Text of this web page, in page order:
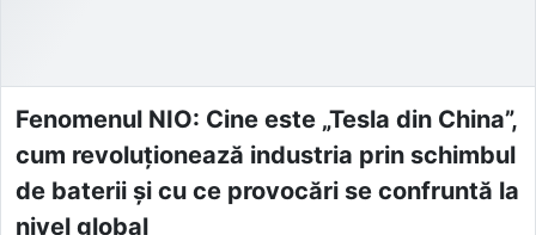
Fenomenul NIO: Cine este „Tesla din China”,
cum revoluționează industria prin schimbul
de baterii și cu ce provocări se confruntă la
nivel global